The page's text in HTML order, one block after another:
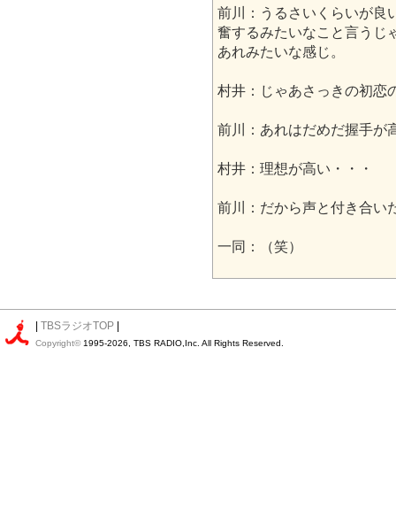
前川：うるさいくらいが良
奮するみたいなこと言うじ
あれみたいな感じ。
村井：じゃあさっきの初恋
前川：あれはだめだ握手が
村井：理想が高い・・・
前川：だから声と付き合い
一同：（笑）
TBSラジオTOP
Copyright© 1995-2026, TBS RADIO,Inc. All Rights Reserved.